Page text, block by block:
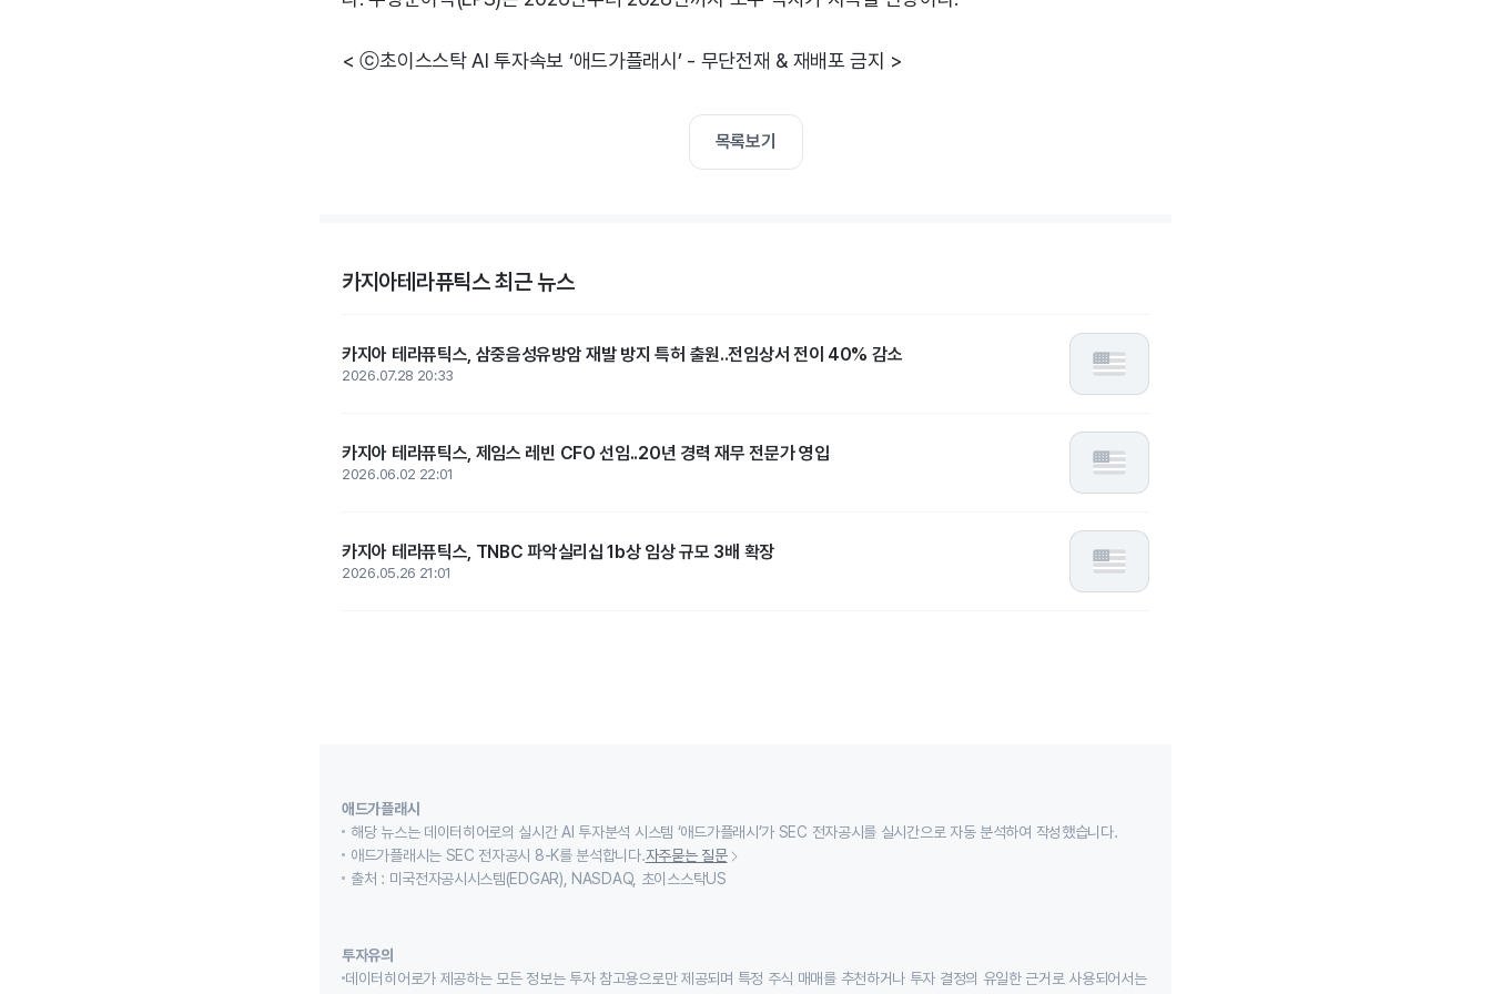
< ⓒ초이스스탁 AI 투자속보 ‘애드가플래시’ - 무단전재 & 재배포 금지 >
목록보기
카지아테라퓨틱스 최근 뉴스
카지아 테라퓨틱스, 삼중음성유방암 재발 방지 특허 출원..전임상서 전이 40% 감소
2026.07.28 20:33
카지아 테라퓨틱스, 제임스 레빈 CFO 선임..20년 경력 재무 전문가 영입
2026.06.02 22:01
카지아 테라퓨틱스, TNBC 파악실리십 1b상 임상 규모 3배 확장
2026.05.26 21:01
애드가플래시
해당 뉴스는 데이터히어로의 실시간 AI 투자분석 시스템 ‘애드가플래시’가 SEC 전자공시를 실시간으로 자동 분석하여 작성했습니다.
애드가플래시는 SEC 전자공시 8-K를 분석합니다.자주묻는 질문
출처 : 미국전자공시시스템(EDGAR), NASDAQ, 초이스스탁US
투자유의
데이터히어로가 제공하는 모든 정보는 투자 참고용으로만 제공되며 특정 주식 매매를 추천하거나 투자 결정의 유일한 근거로 사용되어서는